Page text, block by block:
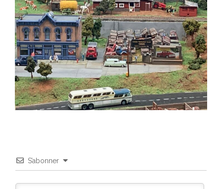
S’abonner